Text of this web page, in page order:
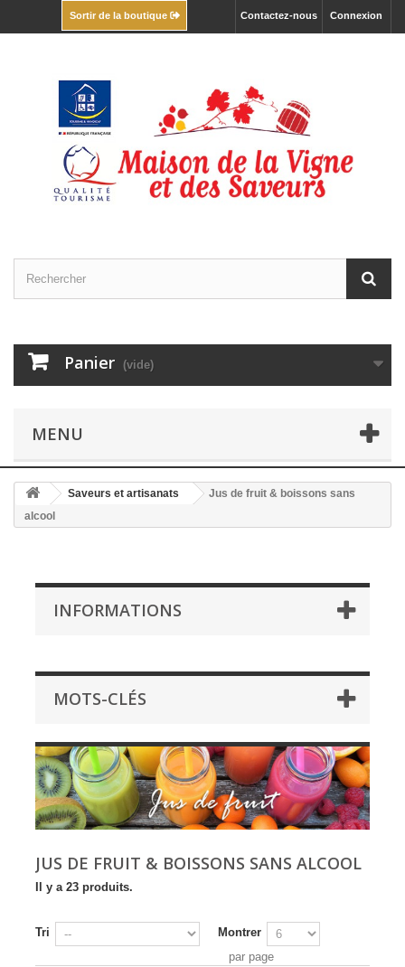
Connexion
Contactez-nous
Sortir de la boutique
Panier (vide)
MENU
Saveurs et artisanats
Jus de fruit & boissons sans
alcool
INFORMATIONS
MOTS-CLÉS
JUS DE FRUIT & BOISSONS SANS ALCOOL
Il y a 23 produits.
Tri
Montrer
par page